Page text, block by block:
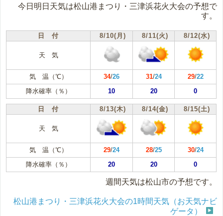
今日明日天気は松山港まつり・三津浜花火大会の予想で
す。
日 付 8/10(月) 8/11(火) 8/12(水)
天 気
気 温（℃） 34/26 31/24 29/22
降水確率（％）
10 20 0
日 付 8/13(木) 8/14(金) 8/15(土)
天 気
気 温（℃） 29/24 28/25 30/24
降水確率（％）
20 20 0
週間天気は松山市の予想です。
松山港まつり・三津浜花火大会の1時間天気（お天気ナビ
ゲータ）